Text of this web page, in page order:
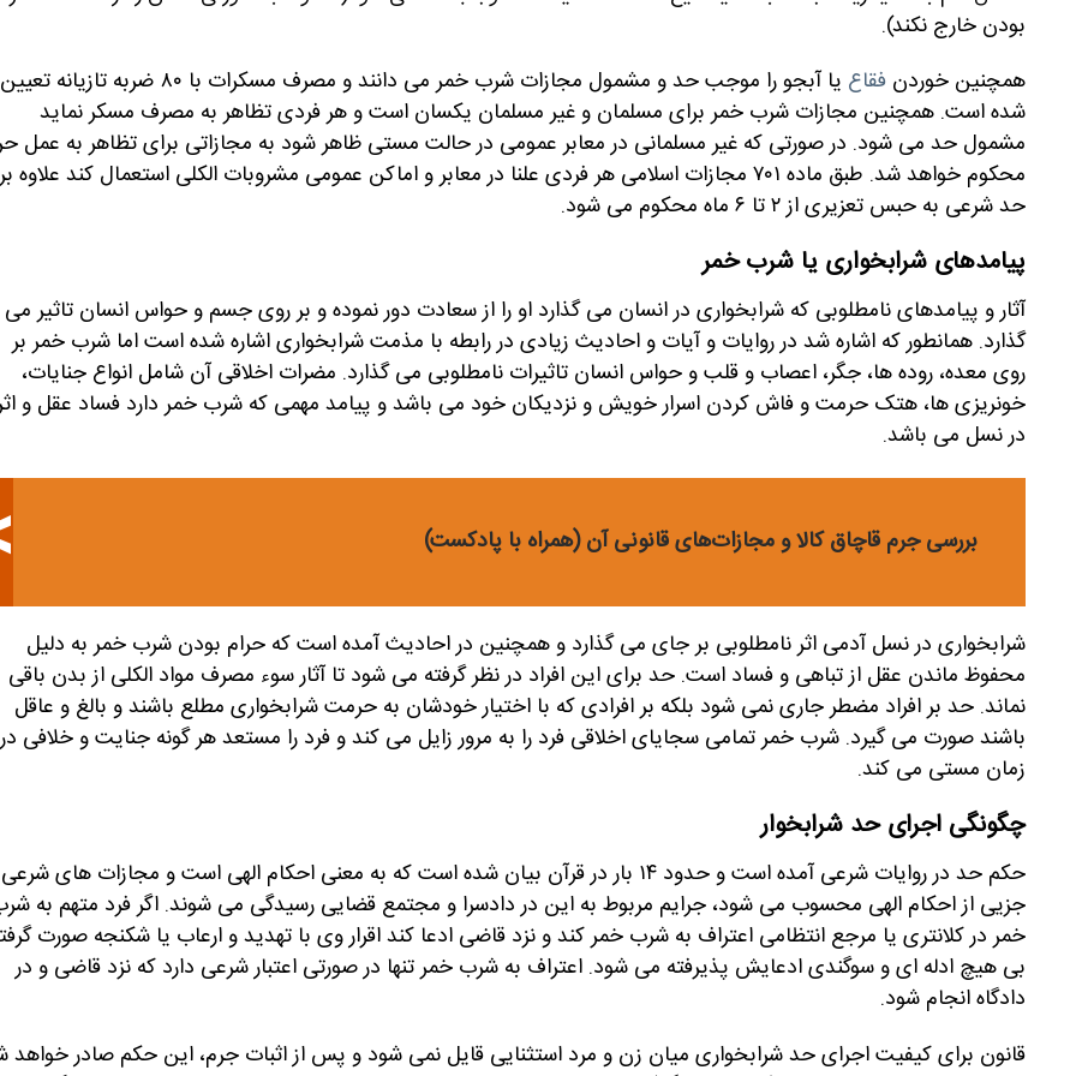
بودن خارج نکند).
همچنین خوردن فقاع
یا آبجو را موجب حد و مشمول مجازات شرب خمر می دانند و مصرف مسکرات با ۸۰ ضربه تازیانه تعیین
شده است. همچنین مجازات شرب خمر برای مسلمان و غیر مسلمان یکسان است و هر فردی تظاهر به مصرف مسکر نماید
مشمول حد می شود. در صورتی که غیر مسلمانی در معابر عمومی در حالت مستی ظاهر شود به مجازاتی برای تظاهر به عمل
محکوم خواهد شد. طبق ماده ۷۰۱ مجازات اسلامی هر فردی علنا در معابر و اماکن عمومی مشروبات الکلی استعمال کند علاوه بر
حد شرعی به حبس تعزیری از ۲ تا ۶ ماه محکوم می شود.
پیامدهای شرابخواری یا شرب خمر
آثار و پیامدهای نامطلوبی که شرابخواری در انسان می گذارد او را از سعادت دور نموده و بر روی جسم و حواس انسان تاثیر می
گذارد. همانطور که اشاره شد در روایات و آیات و احادیث زیادی در رابطه با مذمت شرابخواری اشاره شده است اما شرب خمر بر
روی معده، روده ها، جگر، اعصاب و قلب و حواس انسان تاثیرات نامطلوبی می گذارد. مضرات اخلاقی آن شامل انواع جنایات،
خونریزی ها، هتک حرمت و فاش کردن اسرار خویش و نزدیکان خود می باشد و پیامد مهمی که شرب خمر دارد فساد عقل و
در نسل می باشد.
بررسی جرم قاچاق کالا و مجازات‌های قانونی آن (همراه با پادکست)
شرابخواری در نسل آدمی اثر نامطلوبی بر جای می گذارد و همچنین در احادیث آمده است که حرام بودن شرب خمر به دلیل
محفوظ ماندن عقل از تباهی و فساد است. حد برای این افراد در نظر گرفته می شود تا آثار سوء مصرف مواد الکلی از بدن باقی
نماند. حد بر افراد مضطر جاری نمی شود بلکه بر افرادی که با اختیار خودشان به حرمت شرابخواری مطلع باشند و بالغ و عاقل
باشند صورت می گیرد. شرب خمر تمامی سجایای اخلاقی فرد را به مرور زایل می کند و فرد را مستعد هر گونه جنایت و خلافی در
زمان مستی می کند.
چگونگی اجرای حد شرابخوار
حکم حد در روایات شرعی آمده است و حدود ۱۴ بار در قرآن بیان شده است که به معنی احکام الهی است و مجازات های شرعی
جزیی از احکام الهی محسوب می شود، جرایم مربوط به این در دادسرا و مجتمع قضایی رسیدگی می شوند. اگر فرد متهم به
خمر در کلانتری یا مرجع انتظامی اعتراف به شرب خمر کند و نزد قاضی ادعا کند اقرار وی با تهدید و ارعاب یا شکنجه صورت
بی هیچ ادله ای و سوگندی ادعایش پذیرفته می شود. اعتراف به شرب خمر تنها در صورتی اعتبار شرعی دارد که نزد قاضی و در
دادگاه انجام شود.
قانون برای کیفیت اجرای حد شرابخواری میان زن و مرد استثنایی قایل نمی شود و پس از اثبات جرم، این حکم صادر خواهد